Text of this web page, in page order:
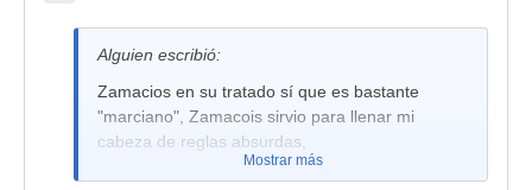
Alguien escribió:
Zamacios en su tratado sí que es bastante
"marciano", Zamacois sirvio para llenar mi
cabeza de reglas absurdas,
Mostrar más